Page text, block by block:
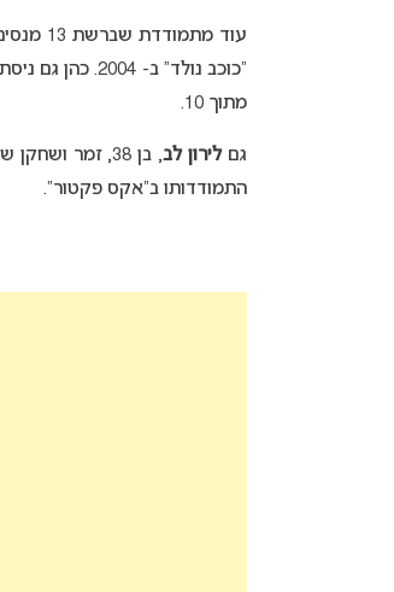
עוד מתמודדת שברשת 13 מנסים ללהק לתכנית היא הזמרת והשחקנית
מתוך 10.
גםלירון לב
התמודדותו ב”אקס פקטור”.